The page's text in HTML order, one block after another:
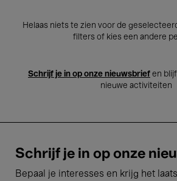
Helaas niets te zien voor de
filters of kies een andere
Schrijf je in op onze nieuwsbrief en
nieuwe activiteiten
Schrijf je in op onze
Bepaal je interesses en krijg het